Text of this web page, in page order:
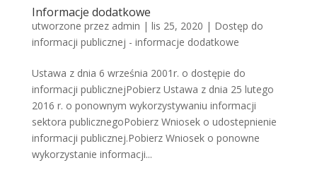
Informacje dodatkowe
utworzone przez admin | lis 25, 2020 | Dostęp do
informacji publicznej - informacje dodatkowe
Ustawa z dnia 6 września 2001r. o dostępie do
informacji publicznejPobierz Ustawa z dnia 25 lutego
2016 r. o ponownym wykorzystywaniu informacji
sektora publicznegoPobierz Wniosek o udostepnienie
informacji publicznej.Pobierz Wniosek o ponowne
wykorzystanie informacji...